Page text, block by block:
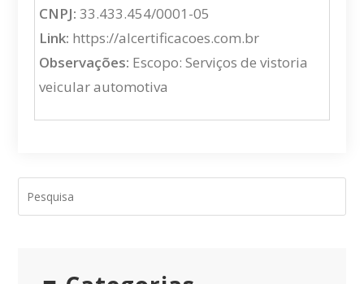
CNPJ: 33.433.454/0001-05
Link: https://alcertificacoes.com.br
Observações: Escopo: Serviços de vistoria
veicular automotiva